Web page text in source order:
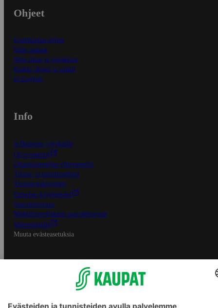
Ohjeet
Ensitilaajan ohjeet
Näin maksat
Näin tilaat ja muokkaat
Kaikki ohjeet ja vinkit
In English
Info
S-Business yrityksille
Oiva-raportit
Osuuskauppojen yhteystiedot
Tilaus- ja toimitusehdot
Tietosuojakäytäntö
Palvelun käyttöehdot
Saavutettavuus
Mobiilisovelluksen saavutettavuus
Mainostajalle
Muuta evästeasetuksia
S-ryhmän palvelut